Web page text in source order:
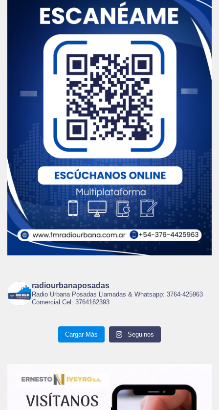
radiourbanaposadas
Radio Urbana Posadas Llamadas & Whatsapp: 3764-425963
Comercial Cel: 3764162393
Cargar Más Seguinos